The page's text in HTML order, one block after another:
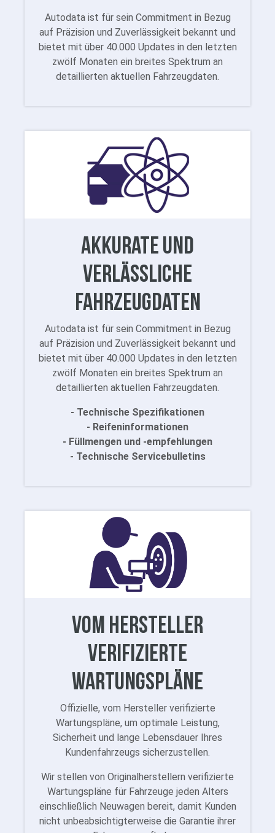
Autodata ist für sein Commitment in Bezug
auf Präzision und Zuverlässigkeit bekannt und
bietet mit über 40.000 Updates in den letzten
zwölf Monaten ein breites Spektrum an
detaillierten aktuellen Fahrzeugdaten.
Akkurate und
verlässliche
Fahrzeugdaten
Autodata ist für sein Commitment in Bezug
auf Präzision und Zuverlässigkeit bekannt und
bietet mit über 40.000 Updates in den letzten
zwölf Monaten ein breites Spektrum an
detaillierten aktuellen Fahrzeugdaten.
- Technische Spezifikationen
- Reifeninformationen
- Füllmengen und -empfehlungen
- Technische Servicebulletins
Vom Hersteller
verifizierte
Wartungspläne
Offizielle, vom Hersteller verifizierte
Wartungspläne, um optimale Leistung,
Sicherheit und lange Lebensdauer Ihres
Kundenfahrzeugs sicherzustellen.
Wir stellen von Originalherstellern verifizierte
Wartungspläne für Fahrzeuge jeden Alters
einschließlich Neuwagen bereit, damit Kunden
nicht unbeabsichtigterweise die Garantie ihrer